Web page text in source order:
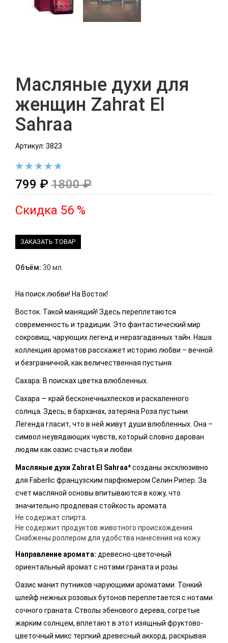
Масляные духи для
женщин Zahrat El
Sahraa
Артикул: 3823
799 ₽ 1800 ₽
Скидка 56 %
ЗАКАЗАТЬ ТОВАР
Объём: 30 мл.
На поиск любви! На Восток!
Восток. Такой манящий! Здесь переплетаются
современность и традиции. Это фантастический мир
сокровищ, чарующих легенд и неразгаданных тайн. Наша
коллекция ароматов расскажет историю любви – вечной
и безграничной, как величественная пустыня.
Сахара. В поисках цветка влюбленных.
Сахара — край бесконечныхпесков и раскаленного
солнца. Здесь, в барханах, затеряна Роза пустыни.
Легенда гласит, что в ней живут души влюбленных. Она –
символ неувядающих чувств, который словно дарован
людям как оазис счастья и любви.
Масляные духи Zahrat El Sahraa*созданы эксклюзивно
для Faberlic французским парфюмером Селин Рипер. За
счет масляной основы впитываются в кожу, что
значительно продлевая стойкость аромата.
Не содержат спирта.
Не содержит продуктов животного происхождения.
Снабжены роллером для удобства нанесения на кожу.
Направление аромата: древесно-цветочный
ориентальный аромат с нотами граната и розы.
Оазис манит путников чарующими ароматами. Тонкий
шлейф нежных розовых бутонов переплетается с нотами
сочного граната. Стволы эбенового дерева, согретые
жарким солнцем, вплетают в этот изящный фруктово-
цветочный микс терпкий древесный аккорд, раскрывая